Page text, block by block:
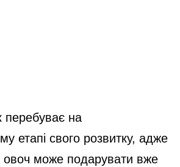
перебуває на
етапі свого розвитку, адже
овоч може подарувати вже